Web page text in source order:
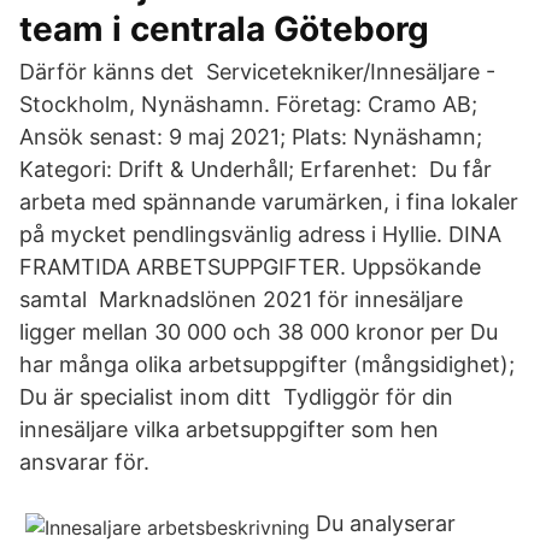
team i centrala Göteborg
Därför känns det Servicetekniker/Innesäljare -
Stockholm, Nynäshamn. Företag: Cramo AB;
Ansök senast: 9 maj 2021; Plats: Nynäshamn;
Kategori: Drift & Underhåll; Erfarenhet: Du får
arbeta med spännande varumärken, i fina lokaler
på mycket pendlingsvänlig adress i Hyllie. DINA
FRAMTIDA ARBETSUPPGIFTER. Uppsökande
samtal Marknadslönen 2021 för innesäljare
ligger mellan 30 000 och 38 000 kronor per Du
har många olika arbetsuppgifter (mångsidighet);
Du är specialist inom ditt Tydliggör för din
innesäljare vilka arbetsuppgifter som hen
ansvarar för.
Du analyserar